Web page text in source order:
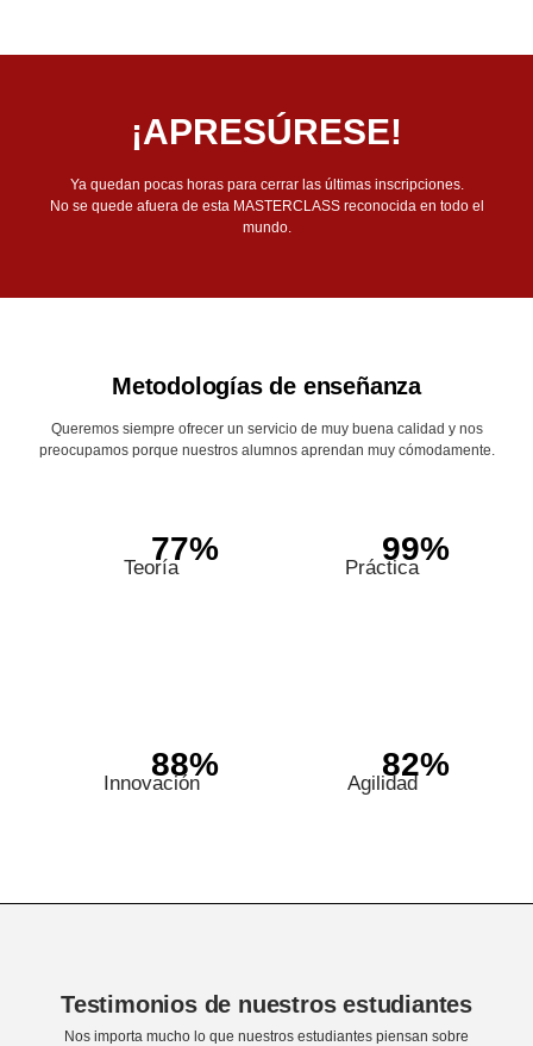
¡APRESÚRESE!
Ya quedan pocas horas para cerrar las últimas inscripciones.
No se quede afuera de esta MASTERCLASS reconocida en todo el
mundo.
Metodologías de enseñanza
Queremos siempre ofrecer un servicio de muy buena calidad y nos
preocupamos porque nuestros alumnos aprendan muy cómodamente.
77%
Teoría
99%
Práctica
88%
Innovación
82%
Agilidad
Testimonios de nuestros estudiantes
Nos importa mucho lo que nuestros estudiantes piensan sobre